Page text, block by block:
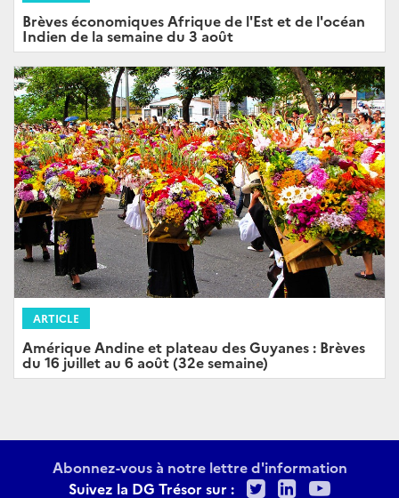
Brèves économiques Afrique de l'Est et de l'océan
Indien de la semaine du 3 août
ARTICLE
Amérique Andine et plateau des Guyanes : Brèves
du 16 juillet au 6 août (32e semaine)
Abonnez-vous à notre lettre d'information
Suivez la DG Trésor sur :
TwitterLinkedIn